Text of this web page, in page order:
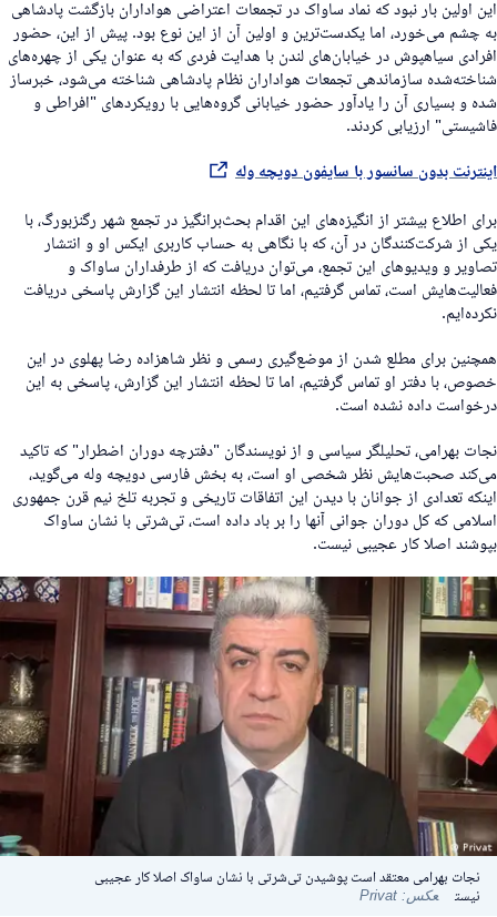
اولین بار نبود که نماد ساواک در تجمعات اعتراضی هواداران بازگشت پادشاهی
چشم می‌خورد، اما یکدست‌ترین و اولین آن از این نوع بود. پیش از این، حضور
سیاهپوش در خیابان‌های لندن با هدایت فردی که به عنوان یکی از چهره‌های
سازماندهی تجمعات هواداران نظام پادشاهی شناخته می‌شود، خبرساز
و بسیاری آن را یادآور حضور خیابانی گروه‌هایی با رویکردهای "افراطی و
ارزیابی کردند.
بدون سانسور با سایفون دویچه وله
اطلاع بیشتر از انگیزه‌های این اقدام بحث‌برانگیز در تجمع شهر رگنزبورگ، با
از شرکت‌کنندگان در آن، که با نگاهی به حساب کاربری ایکس او و انتشار
و ویدیوهای این تجمع، می‌توان دریافت که از طرفداران ساواک و
است، تماس گرفتیم، اما تا لحظه انتشار این گزارش پاسخی دریافت
برای مطلع شدن از موضع‌گیری رسمی و نظر شاهزاده رضا پهلوی در این
با دفتر او تماس گرفتیم، اما تا لحظه انتشار این گزارش، پاسخی به این
داده نشده است.
بهرامی، تحلیلگر سیاسی و از نویسندگان "دفترچه دوران اضطرار" که تاکید
صحبت‌هایش نظر شخصی او است، به بخش فارسی دویچه وله می‌گوید،
تعدادی از جوانان با دیدن این اتفاقات تاریخی و تجربه تلخ نیم قرن جمهوری
که کل دوران جوانی آنها را بر باد داده است، تی‌شرتی با نشان ساواک
اصلا کار عجیبی نیست.
نجات بهرامی معتقد است پوشیدن تی‌شرتی با نشان ساواک اصلا کار عجیبی
نیست
عکس: Privat